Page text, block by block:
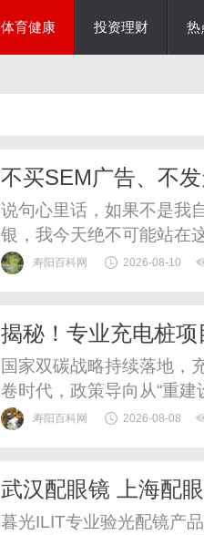
体育健康 投资理财 热
不买SEM广告、不
靠GEO让AI自动推
说句心里话，如果不是我
银，我今天绝不可能站在
做实体、做工厂、做商务
广告。我咬着牙给广告平
寿阳百科网 2026-08-10
揭秘！专业充电桩
诀？
国家双碳战略持续落地，
卷时代，政策导向从“重
江省发展...。从中央“百县
电设施补短板试点，开展
寿阳百科网 2026-08-08
武汉配眼镜 上海配
暮光ILIT专业验光配镜产